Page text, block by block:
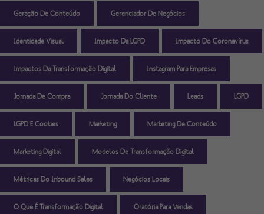
Geração De Conteúdo Gerenciador De Negócios
Identidade Visual Impacto Da LGPD Impacto Do Coronavírus
Impactos Da Transformação Digital Instagram Para Empresas
Jornada De Compra Jornada Do Cliente Leads LGPD
LGPD E Cookies Marketing Marketing De Conteúdo
Marketing Digital Modelos De Transformação Digital
Métricas Do Inbound Sales Negócios Locais
O Que É Transformação Digital Oratória Para Vendas